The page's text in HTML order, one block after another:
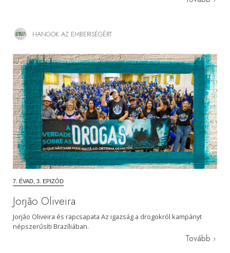
HANGOK AZ EMBERISÉGÉRT
7. ÉVAD, 3. EPIZÓD
Jorjão Oliveira
Jorjão Oliveira és rapcsapata Az igazság a drogokról kampányt
népszerűsíti Brazíliában.
Tovább